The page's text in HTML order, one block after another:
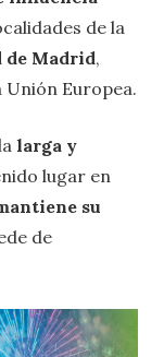
de la
de Madrid,
Unión Europea.
larga y
lugar en
su
de